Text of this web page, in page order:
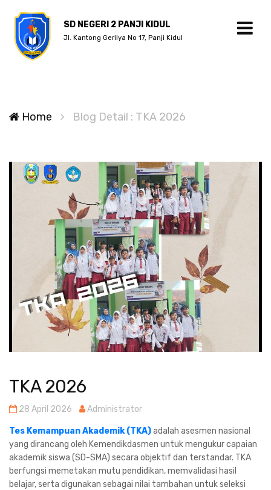
SD NEGERI 2 PANJI KIDUL
Jl. Kantong Gerilya No 17, Panji Kidul
Home Blog Detail : TKA 2026
TKA 2026
28 April 2026 Administrator
Tes Kemampuan Akademik (TKA)adalah asesmen nasional
yang dirancang oleh Kemendikdasmen untuk mengukur capaian
akademik siswa (SD-SMA) secara objektif dan terstandar. TKA
berfungsi memetakan mutu pendidikan, memvalidasi hasil
belajar, serta digunakan sebagai nilai tambahan untuk seleksi